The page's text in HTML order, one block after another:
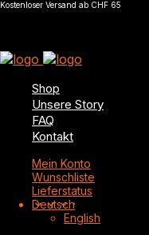
Kostenloser Versand ab CHF 65
Shop
Unsere Story
FAQ
Kontakt
Mein Konto
Wunschliste
Lieferstatus
Deutsch
English